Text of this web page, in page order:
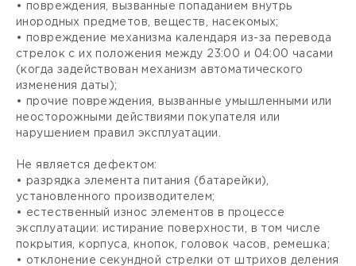
• повреждения, вызванные попаданием внутрь
инородных предметов, веществ, насекомых;
• повреждение механизма календаря из-за перевода
стрелок с их положения между 23:00 и 04:00 часами
(когда задействован механизм автоматического
изменения даты);
• прочие повреждения, вызванные умышленными или
неосторожными действиями покупателя или
нарушением правил эксплуатации.
Не является дефектом:
• разрядка элемента питания (батарейки),
установленного производителем;
• естественный износ элементов в процессе
эксплуатации: истирание поверхности, в том числе
покрытия, корпуса, кнопок, головок часов, ремешка;
• отклонение секундной стрелки от штрихов деления